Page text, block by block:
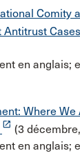
Comity
Antitrust Cases
en anglais;
Where We
launch (3
en anglais;